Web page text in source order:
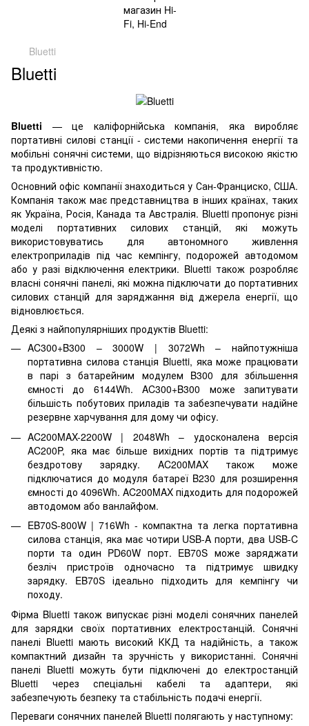
Bluetti
Bluetti
Bluetti — це каліфорнійська компанія, яка виробляє
портативні силові станції - системи накопичення енергії та
мобільні сонячні системи, що відрізняються високою якістю
та продуктивністю.
Основний офіс компанії знаходиться у Сан-Франциско, США.
Компанія також має представництва в інших країнах, таких
як Україна, Росія, Канада та Австралія. Bluetti пропонує різні
моделі портативних силових станцій, які можуть
використовуватись для автономного живлення
електроприладів під час кемпінгу, подорожей автодомом
або у разі відключення електрики. Bluetti також розробляє
власні сонячні панелі, які можна підключати до портативних
силових станцій для заряджання від джерела енергії, що
відновлюється.
Деякі з найпопулярніших продуктів Bluetti:
AC300+B300 – 3000W | 3072Wh – найпотужніша
портативна силова станція Bluetti, яка може працювати
в парі з батарейним модулем B300 для збільшення
ємності до 6144Wh. AC300+B300 може запитувати
більшість побутових приладів та забезпечувати надійне
резервне харчування для дому чи офісу.
AC200MAX-2200W | 2048Wh – удосконалена версія
AC200P, яка має більше вихідних портів та підтримує
бездротову зарядку. AC200MAX також може
підключатися до модуля батареї B230 для розширення
ємності до 4096Wh. AC200MAX підходить для подорожей
автодомом або ванлайфом.
EB70S-800W | 716Wh - компактна та легка портативна
силова станція, яка має чотири USB-A порти, два USB-C
порти та один PD60W порт. EB70S може заряджати
безліч пристроїв одночасно та підтримує швидку
зарядку. EB70S ідеально підходить для кемпінгу чи
походу.
Фірма Bluetti також випускає різні моделі сонячних панелей
для зарядки своїх портативних електростанцій. Сонячні
панелі Bluetti мають високий ККД та надійність, а також
компактний дизайн та зручність у використанні. Сонячні
панелі Bluetti можуть бути підключені до електростанцій
Bluetti через спеціальні кабелі та адаптери, які
забезпечують безпеку та стабільність подачі енергії.
Переваги сонячних панелей Bluetti полягають у наступному: